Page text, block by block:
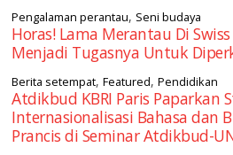
Pengalaman perantau, Seni budaya
Horas! Lama Merantau Di
Menjadi Tugasnya Untuk
Berita setempat,Featured,Pendidikan
Atdikbud KBRI Paris Paparkan
Internasionalisasi Bahasa dan
Prancis di Seminar Atdikbud-